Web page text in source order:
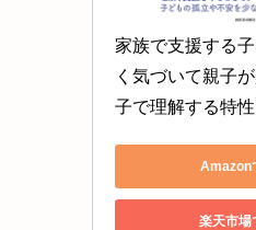
家族で支援する
く気づいて親子
子で理解する特
Amazon
楽天市場